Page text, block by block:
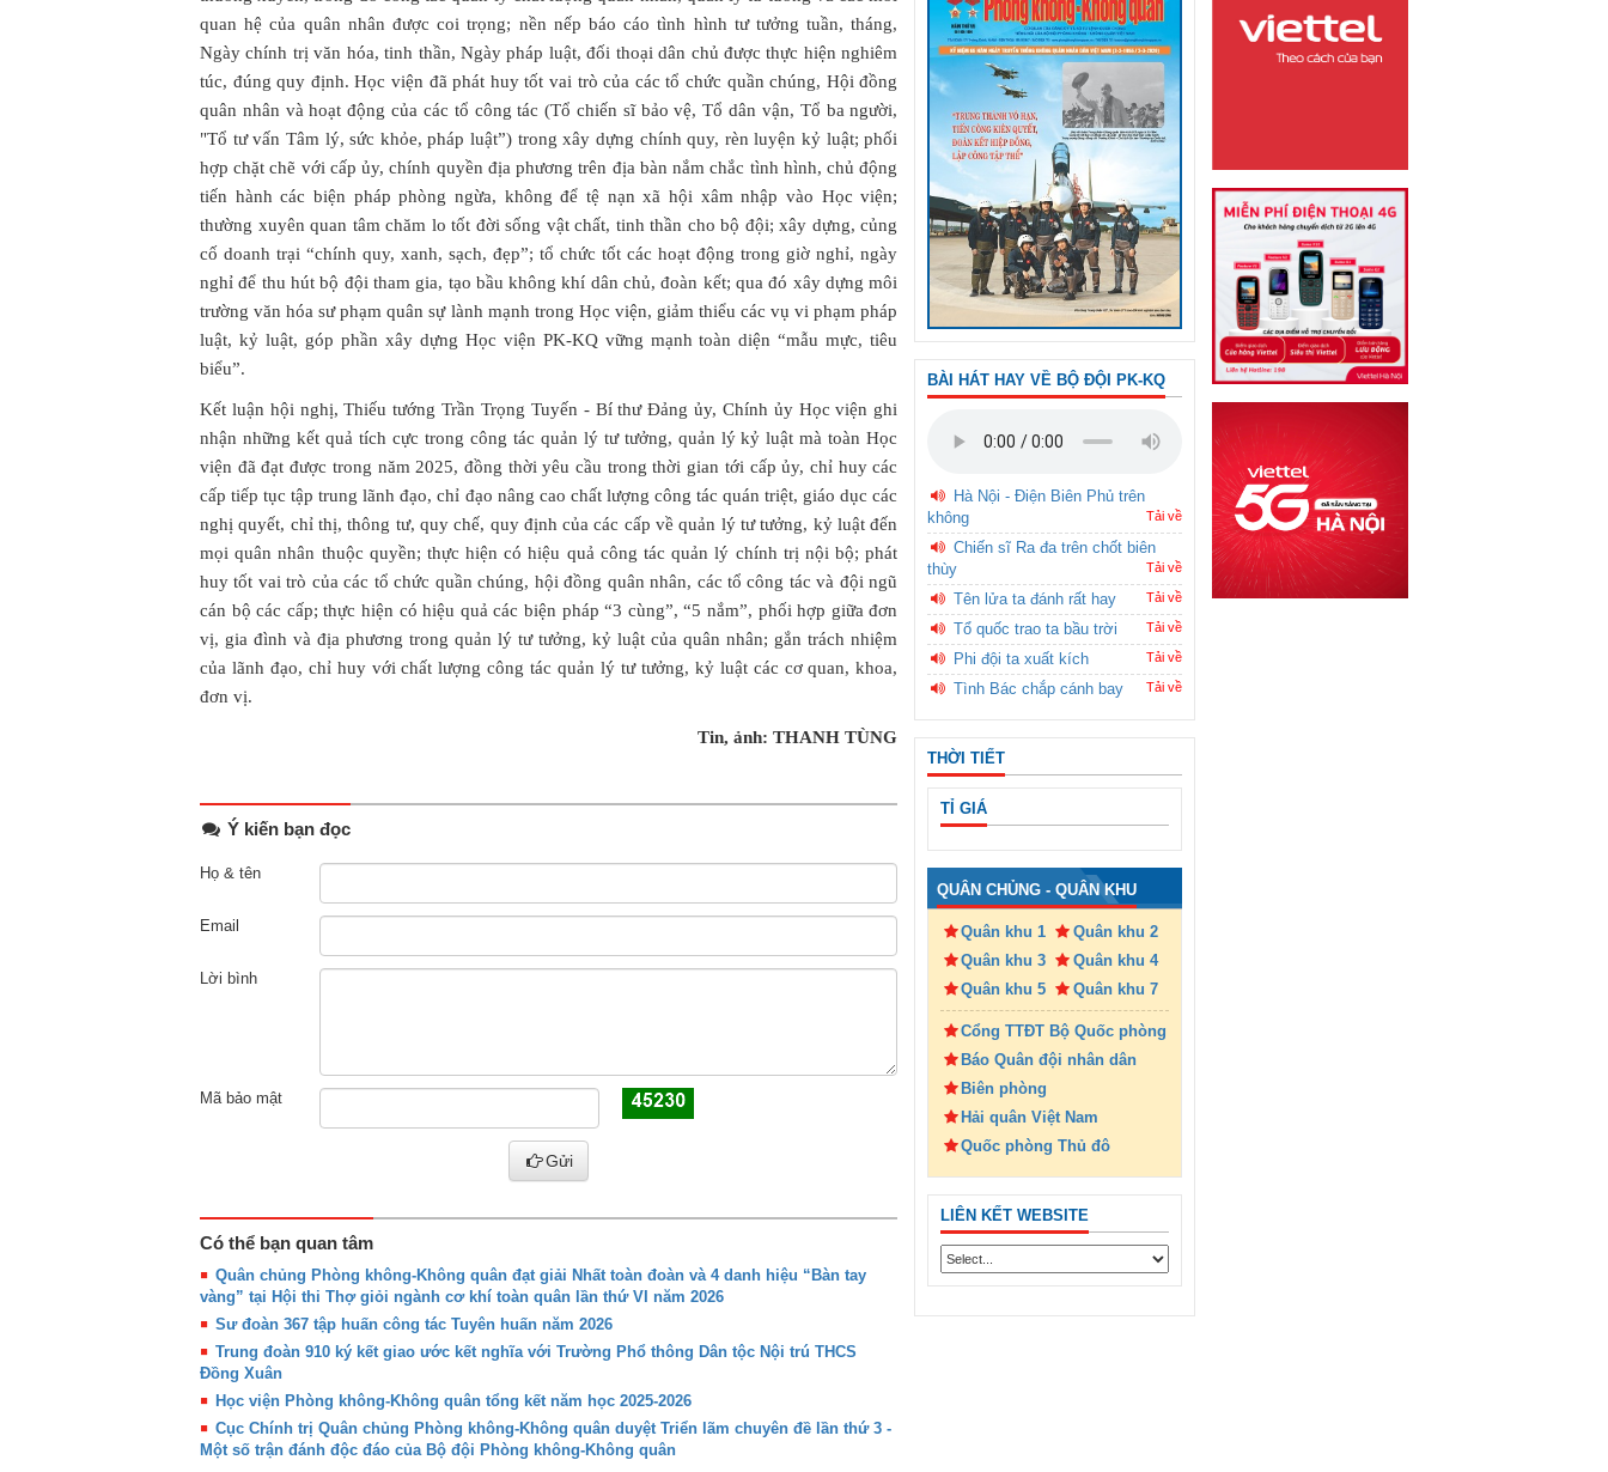
quan hệ của quân nhân được coi trọng; nền nếp báo cáo tình hình tư tưởng tuần, tháng,
Ngày chính trị văn hóa, tinh thần, Ngày pháp luật, đối thoại dân chủ được thực hiện nghiêm
túc, đúng quy định. Học viện đã phát huy tốt vai trò của các tổ chức quần chúng, Hội đồng
quân nhân và hoạt động của các tổ công tác (Tổ chiến sĩ bảo vệ, Tổ dân vận, Tổ ba người,
"Tổ tư vấn Tâm lý, sức khỏe, pháp luật”) trong xây dựng chính quy, rèn luyện kỷ luật; phối
hợp chặt chẽ với cấp ủy, chính quyền địa phương trên địa bàn nắm chắc tình hình, chủ động
tiến hành các biện pháp phòng ngừa, không để tệ nạn xã hội xâm nhập vào Học viện;
thường xuyên quan tâm chăm lo tốt đời sống vật chất, tinh thần cho bộ đội; xây dựng, củng
cố doanh trại “chính quy, xanh, sạch, đẹp”; tổ chức tốt các hoạt động trong giờ nghỉ, ngày
nghỉ để thu hút bộ đội tham gia, tạo bầu không khí dân chủ, đoàn kết; qua đó xây dựng môi
trường văn hóa sư phạm quân sự lành mạnh trong Học viện, giảm thiểu các vụ vi phạm pháp
luật, kỷ luật, góp phần xây dựng Học viện PK-KQ vững mạnh toàn diện “mẫu mực, tiêu
biểu”.
Kết luận hội nghị, Thiếu tướng Trần Trọng Tuyến - Bí thư Đảng ủy, Chính ủy Học viện ghi
nhận những kết quả tích cực trong công tác quản lý tư tưởng, quản lý kỷ luật mà toàn Học
viện đã đạt được trong năm 2025, đồng thời yêu cầu trong thời gian tới cấp ủy, chỉ huy các
cấp tiếp tục tập trung lãnh đạo, chỉ đạo nâng cao chất lượng công tác quán triệt, giáo dục các
nghị quyết, chỉ thị, thông tư, quy chế, quy định của các cấp về quản lý tư tưởng, kỷ luật đến
mọi quân nhân thuộc quyền; thực hiện có hiệu quả công tác quản lý chính trị nội bộ; phát
huy tốt vai trò của các tổ chức quần chúng, hội đồng quân nhân, các tổ công tác và đội ngũ
cán bộ các cấp; thực hiện có hiệu quả các biện pháp “3 cùng”, “5 nắm”, phối hợp giữa đơn
vị, gia đình và địa phương trong quản lý tư tưởng, kỷ luật của quân nhân; gắn trách nhiệm
của lãnh đạo, chỉ huy với chất lượng công tác quản lý tư tưởng, kỷ luật các cơ quan, khoa,
đơn vị.
Tin, ảnh: THANH TÙNG
Ý kiến bạn đọc
Họ & tên
Email
Lời bình
Mã bảo mật
Gửi
Có thể bạn quan tâm
Quân chủng Phòng không-Không quân đạt giải Nhất toàn đoàn và 4 danh hiệu “Bàn tay
vàng” tại Hội thi Thợ giỏi ngành cơ khí toàn quân lần thứ VI năm 2026
Sư đoàn 367 tập huấn công tác Tuyên huấn năm 2026
Trung đoàn 910 ký kết giao ước kết nghĩa với Trường Phổ thông Dân tộc Nội trú THCS
Đồng Xuân
Học viện Phòng không-Không quân tổng kết năm học 2025-2026
Cục Chính trị Quân chủng Phòng không-Không quân duyệt Triển lãm chuyên đề lần thứ 3 -
Một số trận đánh độc đáo của Bộ đội Phòng không-Không quân
BÀI HÁT HAY VỀ BỘ ĐỘI PK-KQ
Hà Nội - Điện Biên Phủ trên
không
Tải về
Chiến sĩ Ra đa trên chốt biên
thùy
Tải về
Tên lửa ta đánh rất hay Tải về
Tổ quốc trao ta bầu trời Tải về
Phi đội ta xuất kích Tải về
Tình Bác chắp cánh bay Tải về
THỜI TIẾT
TỈ GIÁ
QUÂN CHỦNG - QUÂN KHU
Quân khu 1
Quân khu 2
Quân khu 3
Quân khu 4
Quân khu 5
Quân khu 7
Cổng TTĐT Bộ Quốc phòng
Báo Quân đội nhân dân
Biên phòng
Hải quân Việt Nam
Quốc phòng Thủ đô
LIÊN KẾT WEBSITE